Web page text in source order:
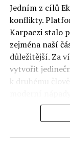
Jedním z cílů
konflikty.
Karpaczi stalo
zejména naší
důležitější. Za
vytvořit
k druhému
Polsko musí
politický tým.